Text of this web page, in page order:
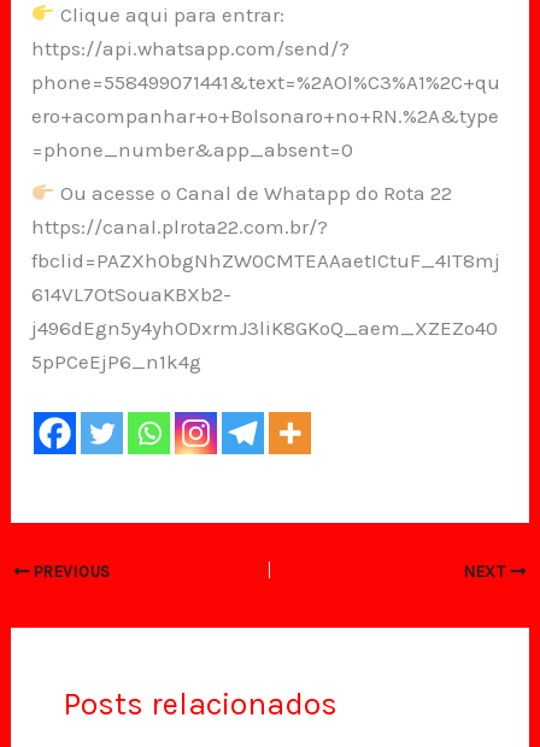
Clique aqui para entrar:
https://api.whatsapp.com/send/?
phone=558499071441&text=%2AOl%C3%A1%2C+qu
ero+acompanhar+o+Bolsonaro+no+RN.%2A&type
=phone_number&app_absent=0
Ou acesse o Canal de Whatapp do Rota 22
https://canal.plrota22.com.br/?
fbclid=PAZXh0bgNhZW0CMTEAAaetICtuF_4IT8mj
614VL7OtSouaKBXb2-
j496dEgn5y4yhODxrmJ3liK8GKoQ_aem_XZEZo40
5pPCeEjP6_n1k4g
PREVIOUS NEXT
Posts relacionados